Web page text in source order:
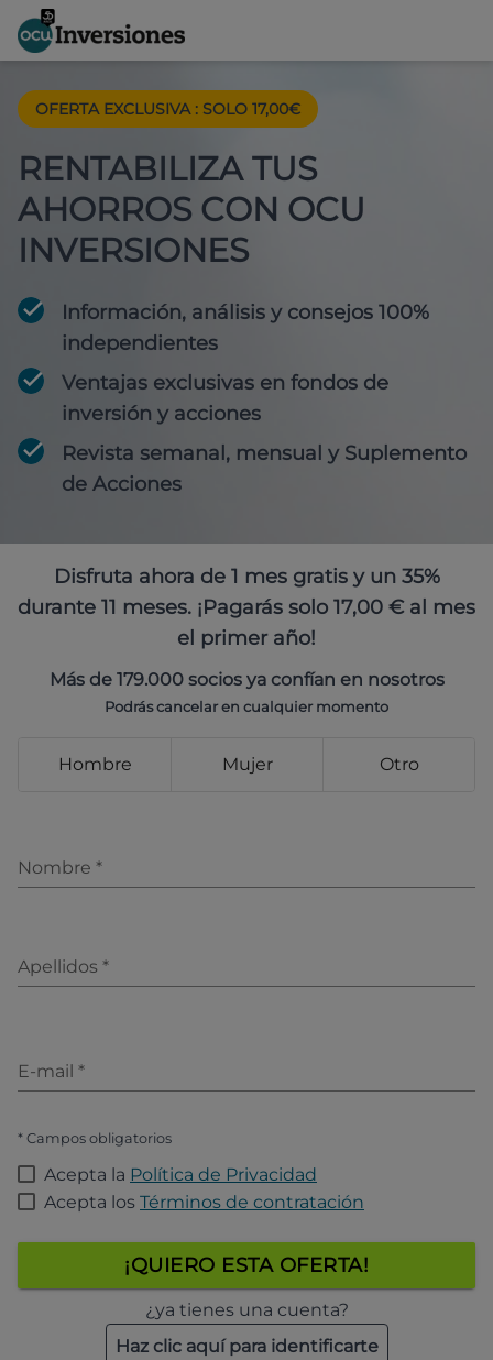
OFERTA EXCLUSIVA : SOLO 17,00€
RENTABILIZA TUS
AHORROS CON OCU
INVERSIONES
Información, análisis y consejos 100%
independientes
Ventajas exclusivas en fondos de
inversión y acciones
Revista semanal, mensual y Suplemento
de Acciones
Disfruta ahora de 1 mes gratis y un 35%
durante 11 meses. ¡Pagarás solo 17,00 € al mes
el primer año!
Más de 179.000 socios ya confían en nosotros
Podrás cancelar en cualquier momento
Hombre Mujer Otro
Nombre *
Apellidos *
E-mail *
* Campos obligatorios
Acepta la Política de Privacidad
Acepta los Términos de contratación
¡QUIERO ESTA OFERTA!
¿ya tienes una cuenta?
Haz clic aquí para identificarte